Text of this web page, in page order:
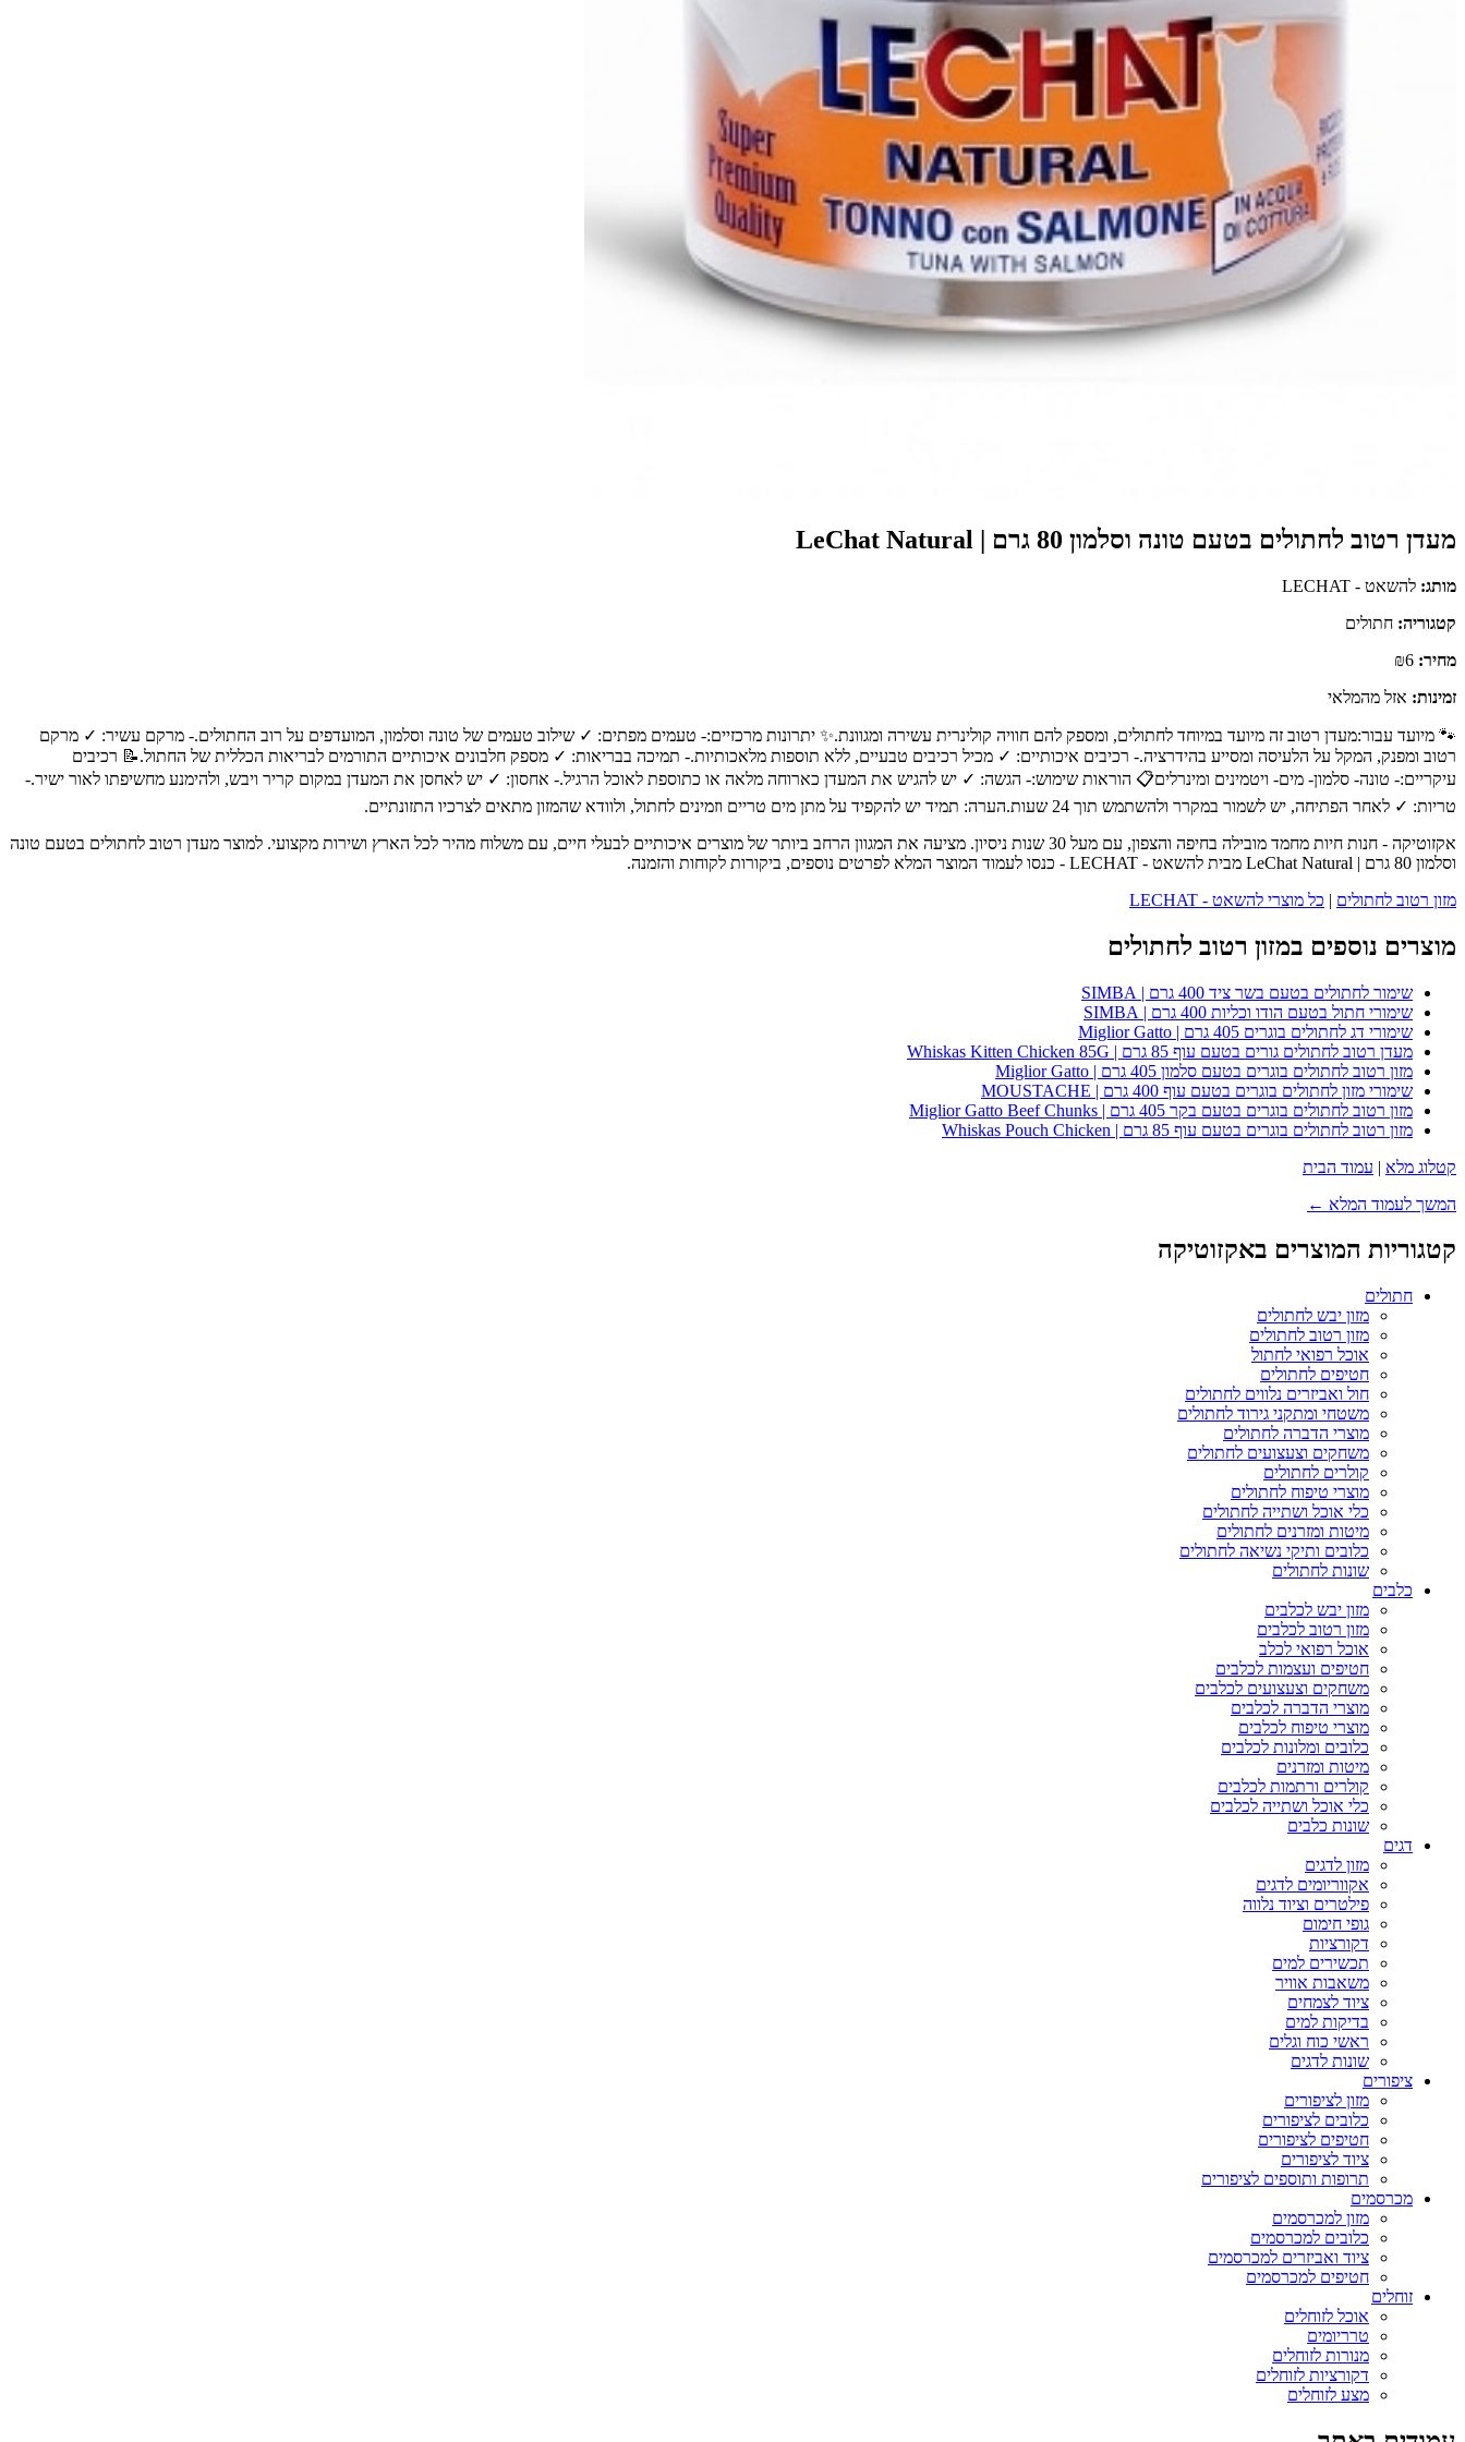
מעדן רטוב לחתולים בטעם טונה וסלמון 80 גרם | LeChat Natural
מותג: להשאט - LECHAT
קטגוריה: חתולים
מחיר:
זמינות: אזל מהמלאי
🐾 מיועד עבור:מעדן רטוב זה מיועד במיוחד לחתולים, ומספק להם חוויה קולינרית עשירה ומגוונת.✨ יתרונות מרכזיים:- טעמים מפתים: ✓ שילוב טעמים של טונה וסלמון, המועדפים על רוב החתולים.- מרקם עשיר: ✓ מרקם
רטוב ומפנק, המקל על הלעיסה ומסייע בהידרציה.- רכיבים איכותיים: ✓ מכיל רכיבים טבעיים, ללא תוספות מלאכותיות.- תמיכה בבריאות: ✓ מספק חלבונים איכותיים התורמים לבריאות הכללית של החתול.📝 רכיבים
עיקריים:- טונה- סלמון- מים- ויטמינים ומינרלים📋 הוראות שימוש:- הגשה: ✓ יש להגיש את המעדן כארוחה מלאה או כתוספת לאוכל הרגיל.- אחסון: ✓ יש לאחסן את המעדן במקום קריר ויבש, ולהימנע מחשיפתו לאור ישיר.-
טריות: ✓ לאחר הפתיחה, יש לשמור במקרר ולהשתמש תוך 24 שעות.הערה: תמיד יש להקפיד על מתן מים טריים וזמינים לחתול, ולוודא שהמזון מתאים לצרכיו התזונתיים.
אקזוטיקה - חנות חיות מחמד מובילה בחיפה והצפון, עם מעל 30 שנות ניסיון. מציעה את המגוון הרחב ביותר של מוצרים איכותיים לבעלי חיים, עם משלוח מהיר לכל הארץ ושירות מקצועי. למוצר מעדן רטוב לחתולים בטעם טונה
וסלמון 80 גרם | LeChat Natural מבית להשאט - LECHAT - כנסו לעמוד המוצר המלא לפרטים נוספים, ביקורות לקוחות והזמנה.
מזון רטוב לחתולים | כל מוצרי להשאט - LECHAT
מוצרים נוספים במזון רטוב לחתולים
שימור לחתולים בטעם בשר ציד 400 גרם | SIMBA
שימורי חתול בטעם הודו וכליות 400 גרם | SIMBA
שימורי דג לחתולים בוגרים 405 גרם | Miglior Gatto
מעדן רטוב לחתולים גורים בטעם עוף 85 גרם | Whiskas Kitten Chicken 85G
מזון רטוב לחתולים בוגרים בטעם סלמון 405 גרם | Miglior Gatto
שימורי מזון לחתולים בוגרים בטעם עוף 400 גרם | MOUSTACHE
מזון רטוב לחתולים בוגרים בטעם בקר 405 גרם | Miglior Gatto Beef Chunks
מזון רטוב לחתולים בוגרים בטעם עוף 85 גרם | Whiskas Pouch Chicken
קטלוג מלא | עמוד הבית
המשך לעמוד המלא ←
קטגוריות המוצרים באקזוטיקה
חתולים
מזון יבש לחתולים
מזון רטוב לחתולים
אוכל רפואי לחתול
חטיפים לחתולים
חול ואביזרים נלווים לחתולים
משטחי ומתקני גירוד לחתולים
מוצרי הדברה לחתולים
משחקים וצעצועים לחתולים
קולרים לחתולים
מוצרי טיפוח לחתולים
כלי אוכל ושתייה לחתולים
מיטות ומזרנים לחתולים
כלובים ותיקי נשיאה לחתולים
שונות לחתולים
כלבים
מזון יבש לכלבים
מזון רטוב לכלבים
אוכל רפואי לכלב
חטיפים ועצמות לכלבים
משחקים וצעצועים לכלבים
מוצרי הדברה לכלבים
מוצרי טיפוח לכלבים
כלובים ומלונות לכלבים
מיטות ומזרנים
קולרים ורתמות לכלבים
כלי אוכל ושתייה לכלבים
שונות כלבים
דגים
מזון לדגים
אקווריומים לדגים
פילטרים וציוד נלווה
גופי חימום
דקורציות
תכשירים למים
משאבות אוויר
ציוד לצמחים
בדיקות למים
ראשי כוח וגלים
שונות לדגים
ציפורים
מזון לציפורים
כלובים לציפורים
חטיפים לציפורים
ציוד לציפורים
תרופות ותוספים לציפורים
מכרסמים
מזון למכרסמים
כלובים למכרסמים
ציוד ואביזרים למכרסמים
חטיפים למכרסמים
זוחלים
אוכל לזוחלים
טרריומים
מנורות לזוחלים
דקורציות לזוחלים
מצע לזוחלים